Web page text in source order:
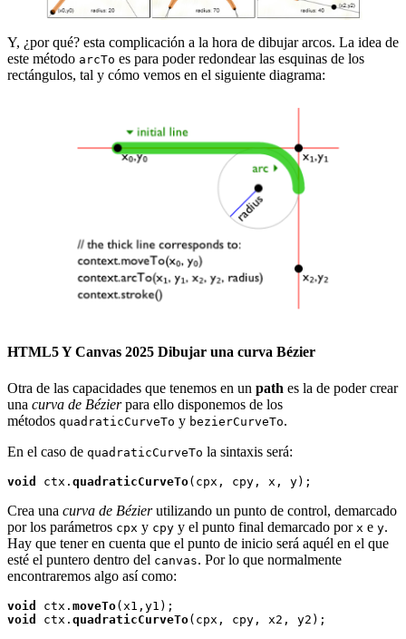
Y, ¿por qué? esta complicación a la hora de dibujar arcos. La idea de
este método arcTo es para poder redondear las esquinas de los
rectángulos, tal y cómo vemos en el siguiente diagrama:
HTML5 Y Canvas 2025 Dibujar una curva Bézier
Otra de las capacidades que tenemos en un path es la de poder crear
una curva de Bézierpara ello disponemos de los
métodos quadraticCurveTo y bezierCurveTo.
En el caso de quadraticCurveTo la sintaxis será:
void ctx. quadraticCurveTo
Crea una curva de Bézierutilizando un punto de control, demarcado
por los parámetros cpx y cpy y el punto final demarcado por x e y.
Hay que tener en cuenta que el punto de inicio será aquél en el que
esté el puntero dentro del canvas. Por lo que normalmente
encontraremos algo así como:
void ctx. moveTo
void
ctx. quadraticCurveTo